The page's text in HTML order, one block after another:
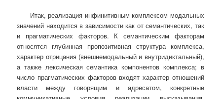
Итак, реализация инфинитивным комплексом модальных
значений находится в зависимости как от семантических, так
и прагматических факторов. К семантическим факторам
относятся глубинная пропозитивная структура комплекса,
характер отрицания (внешнемодальный и внутридиктальный),
а также лексическая семантика компонентов комплекса; в
число прагматических факторов входят характер отношений
власти между говорящим и адресатом, конкретные